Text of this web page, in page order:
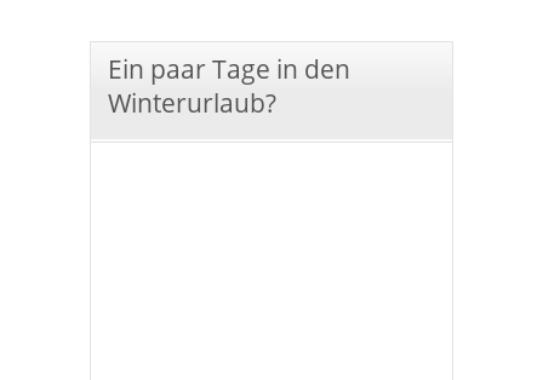
Ein paar Tage in den
Winterurlaub?